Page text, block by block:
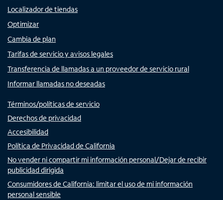
Localizador de tiendas
Optimizar
Cambia de plan
Tarifas de servicio y avisos legales
Transferencia de llamadas a un proveedor de servicio rural
Informar llamadas no deseadas
Términos/políticas de servicio
Derechos de privacidad
Accesibilidad
Política de Privacidad de California
No vender ni compartir mi información personal/Dejar de recibir
publicidad dirigida
Consumidores de California: limitar el uso de mi información
personal sensible